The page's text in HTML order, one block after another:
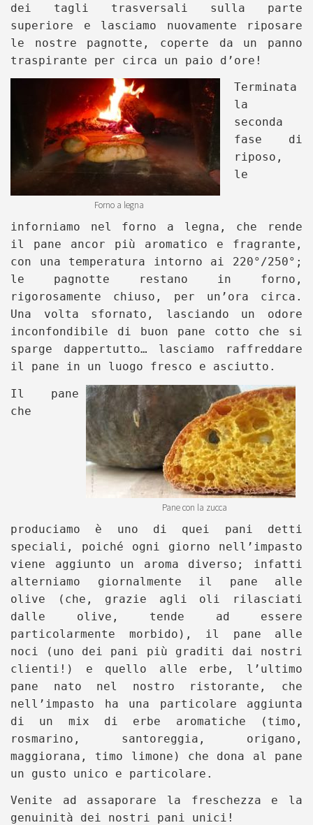
dei tagli trasversali sulla parte
superiore e lasciamo nuovamente riposare
le nostre pagnotte, coperte da un panno
traspirante per circa un paio d’ore!
Forno a legna
Terminata
la
seconda
fase di
riposo,
le
inforniamo nel forno a legna, che rende
il pane ancor più aromatico e fragrante,
con una temperatura intorno ai 220°/250°;
le pagnotte restano in forno,
rigorosamente chiuso, per un’ora circa.
Una volta sfornato, lasciando un odore
inconfondibile di buon pane cotto che si
sparge dappertutto… lasciamo raffreddare
il pane in un luogo fresco e asciutto.
Pane con la zucca
Il pane
che
produciamo è uno di quei pani detti
speciali, poiché ogni giorno nell’impasto
viene aggiunto un aroma diverso; infatti
alterniamo giornalmente il pane alle
olive (che, grazie agli oli rilasciati
dalle olive, tende ad essere
particolarmente morbido), il pane alle
noci (uno dei pani più graditi dai nostri
clienti!) e quello alle erbe, l’ultimo
pane nato nel nostro ristorante, che
nell’impasto ha una particolare aggiunta
di un mix di erbe aromatiche (timo,
rosmarino, santoreggia, origano,
maggiorana, timo limone) che dona al pane
un gusto unico e particolare.
Venite ad assaporare la freschezza e la
genuinità dei nostri pani unici!